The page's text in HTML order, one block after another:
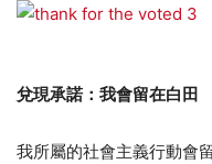
兌現承諾：我會留在白
我所屬的社會主義行動會